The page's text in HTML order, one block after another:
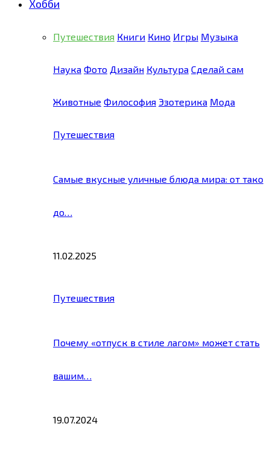
Хобби
Путешествия Книги Кино Игры Музыка
Наука Фото Дизайн Культура Сделай сам
Животные Философия Эзотерика Мода
Путешествия
Самые вкусные уличные блюда мира: от тако
до…
11.02.2025
Путешествия
Почему «отпуск в стиле лагом» может стать
вашим…
19.07.2024